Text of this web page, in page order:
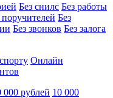
Без снилс Без работы
поручителей Без
Без звонков Без залога
Онлайн
000 рублей 10 000